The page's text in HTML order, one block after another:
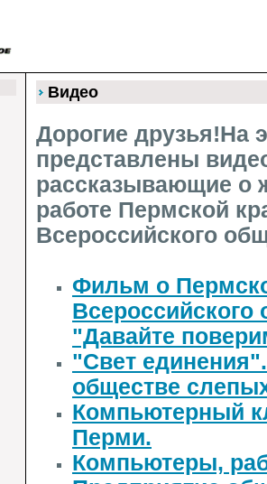
Видео
Дорогие друзья!На
представлены
рассказывающие о
работе Пермской
Всероссийского
Фильм о
"Давайте
"Свет
обществе
Компьютерный
Перми.
Компьютеры,